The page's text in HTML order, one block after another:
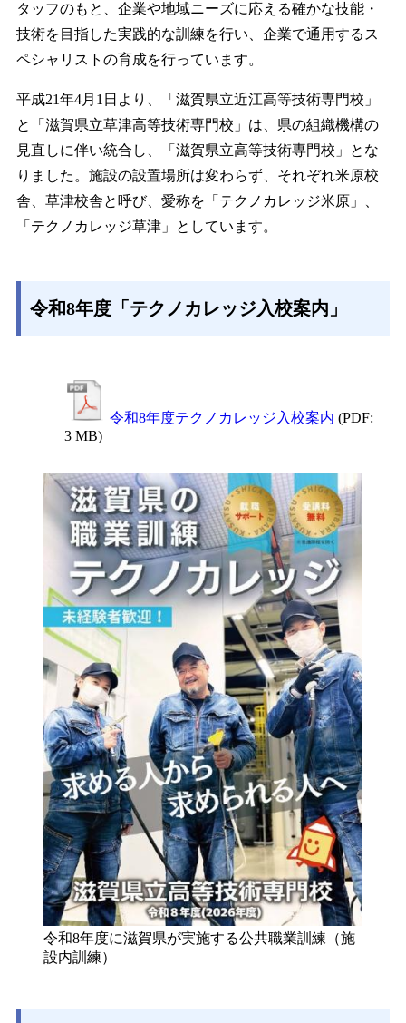
タッフのもと、企業や地域ニーズに応える確かな技能・
技術を目指した実践的な訓練を行い、企業で通用するス
ペシャリストの育成を行っています。
平成21年4月1日より、「滋賀県立近江高等技術専門校」
と「滋賀県立草津高等技術専門校」は、県の組織機構の
見直しに伴い統合し、「滋賀県立高等技術専門校」とな
りました。施設の設置場所は変わらず、それぞれ米原校
舎、草津校舎と呼び、愛称を「テクノカレッジ米原」、
「テクノカレッジ草津」としています。
令和8年度「テクノカレッジ入校案内」
令和8年度テクノカレッジ入校案内 (PDF:
3 MB)
令和8年度に滋賀県が実施する公共職業訓練（施
設内訓練）